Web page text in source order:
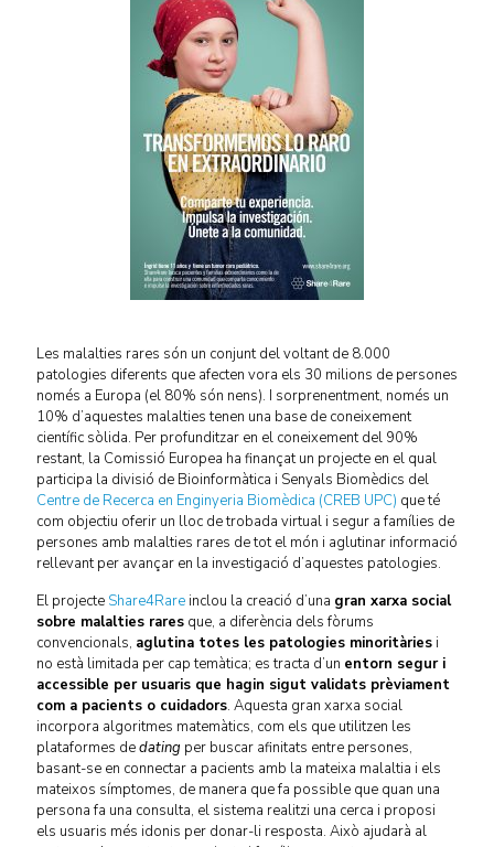
Les malalties rares són un conjunt del voltant de 8.000
patologies diferents que afecten vora els 30 milions de persones
només a Europa (el 80% són nens). I sorprenentment, només un
10% d’aquestes malalties tenen una base de coneixement
científic sòlida. Per profunditzar en el coneixement del 90%
restant, la Comissió Europea ha finançat un projecte en el qual
participa la divisió de Bioinformàtica i Senyals Biomèdics del
Centre de Recerca en Enginyeria Biomèdica (CREB UPC) que té
com objectiu oferir un lloc de trobada virtual i segur a famílies de
persones amb malalties rares de tot el món i aglutinar informació
rellevant per avançar en la investigació d’aquestes patologies.
El projecte Share4Rare inclou la creació d’una gran xarxa social
sobre malalties rares que, a diferència dels fòrums
convencionals, aglutina totes les patologies minoritàries i
no està limitada per cap temàtica; es tracta d’un entorn segur i
accessible per usuaris que hagin sigut validats prèviament
com a pacients o cuidadors. Aquesta gran xarxa social
incorpora algoritmes matemàtics, com els que utilitzen les
plataformes dedating per buscar afinitats entre persones,
basant-se en connectar a pacients amb la mateixa malaltia i els
mateixos símptomes, de manera que fa possible que quan una
persona fa una consulta, el sistema realitzi una cerca i proposi
els usuaris més idonis per donar-li resposta. Això ajudarà al